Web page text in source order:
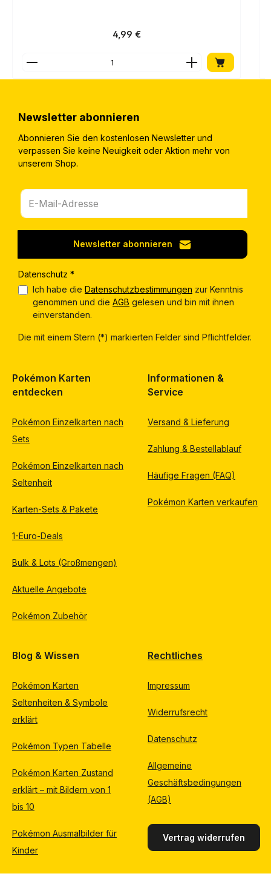
Regulärer Preis:
4,99 €
Produkt Anzahl: Gib den gewünschten Wert
Newsletter abonnieren
Abonnieren Sie den kostenlosen Newsletter und
verpassen Sie keine Neuigkeit oder Aktion mehr von
unserem Shop.
Newsletter abonnieren
Datenschutz *
Ich habe die Datenschutzbestimmungen zur Kenntnis
genommen und die AGB gelesen und bin mit ihnen
einverstanden.
Die mit einem Stern (*) markierten Felder sind Pflichtfelder.
Pokémon Karten
entdecken
Pokémon Einzelkarten nach
Sets
Pokémon Einzelkarten nach
Seltenheit
Karten-Sets & Pakete
1-Euro-Deals
Bulk & Lots (Großmengen)
Aktuelle Angebote
Pokémon Zubehör
Informationen &
Service
Versand & Lieferung
Zahlung & Bestellablauf
Häufige Fragen (FAQ)
Pokémon Karten verkaufen
Blog & Wissen
Pokémon Karten
Seltenheiten & Symbole
erklärt
Pokémon Typen Tabelle
Pokémon Karten Zustand
erklärt – mit Bildern von 1
bis 10
Pokémon Ausmalbilder für
Kinder
Rechtliches
Impressum
Widerrufsrecht
Datenschutz
Allgemeine
Geschäftsbedingungen
(AGB)
Vertrag widerrufen